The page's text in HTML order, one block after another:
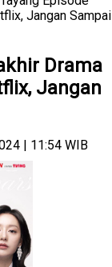
Jangan Sampai
Drama
Jangan
| 11:54 WIB